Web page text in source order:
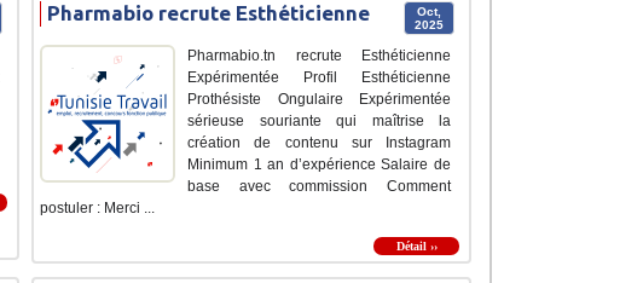
Oct,
2025
Pharmabio recrute Esthéticienne
Pharmabio.tn recrute Esthéticienne
Expérimentée Profil Esthéticienne
Prothésiste Ongulaire Expérimentée
sérieuse souriante qui maîtrise la
création de contenu sur Instagram
Minimum 1 an d’expérience Salaire de
base avec commission Comment
postuler : Merci ...
Détail ››